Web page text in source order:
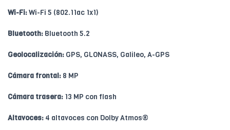
Wi-Fi:Wi-Fi 5 (802.11ac 1x1)
Bluetooth: Bluetooth 5.2
Geolocalización: GPS, GLONASS, Galileo, A-GPS
Cámara frontal: 8 MP
Cámara trasera: 13 MP con flash
Altavoces: 4 altavoces con Dolby Atmos®